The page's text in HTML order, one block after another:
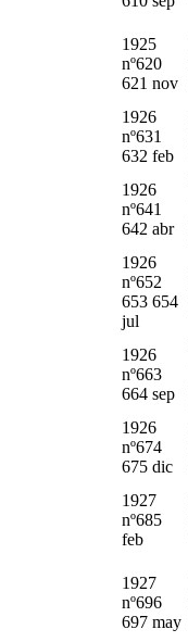
1925
nº620
621 nov
1926
nº631
632 feb
1926
nº641
642 abr
1926
nº652
653 654
jul
1926
nº663
664 sep
1926
nº674
675 dic
1927
nº685
feb
1927
nº696
697 may